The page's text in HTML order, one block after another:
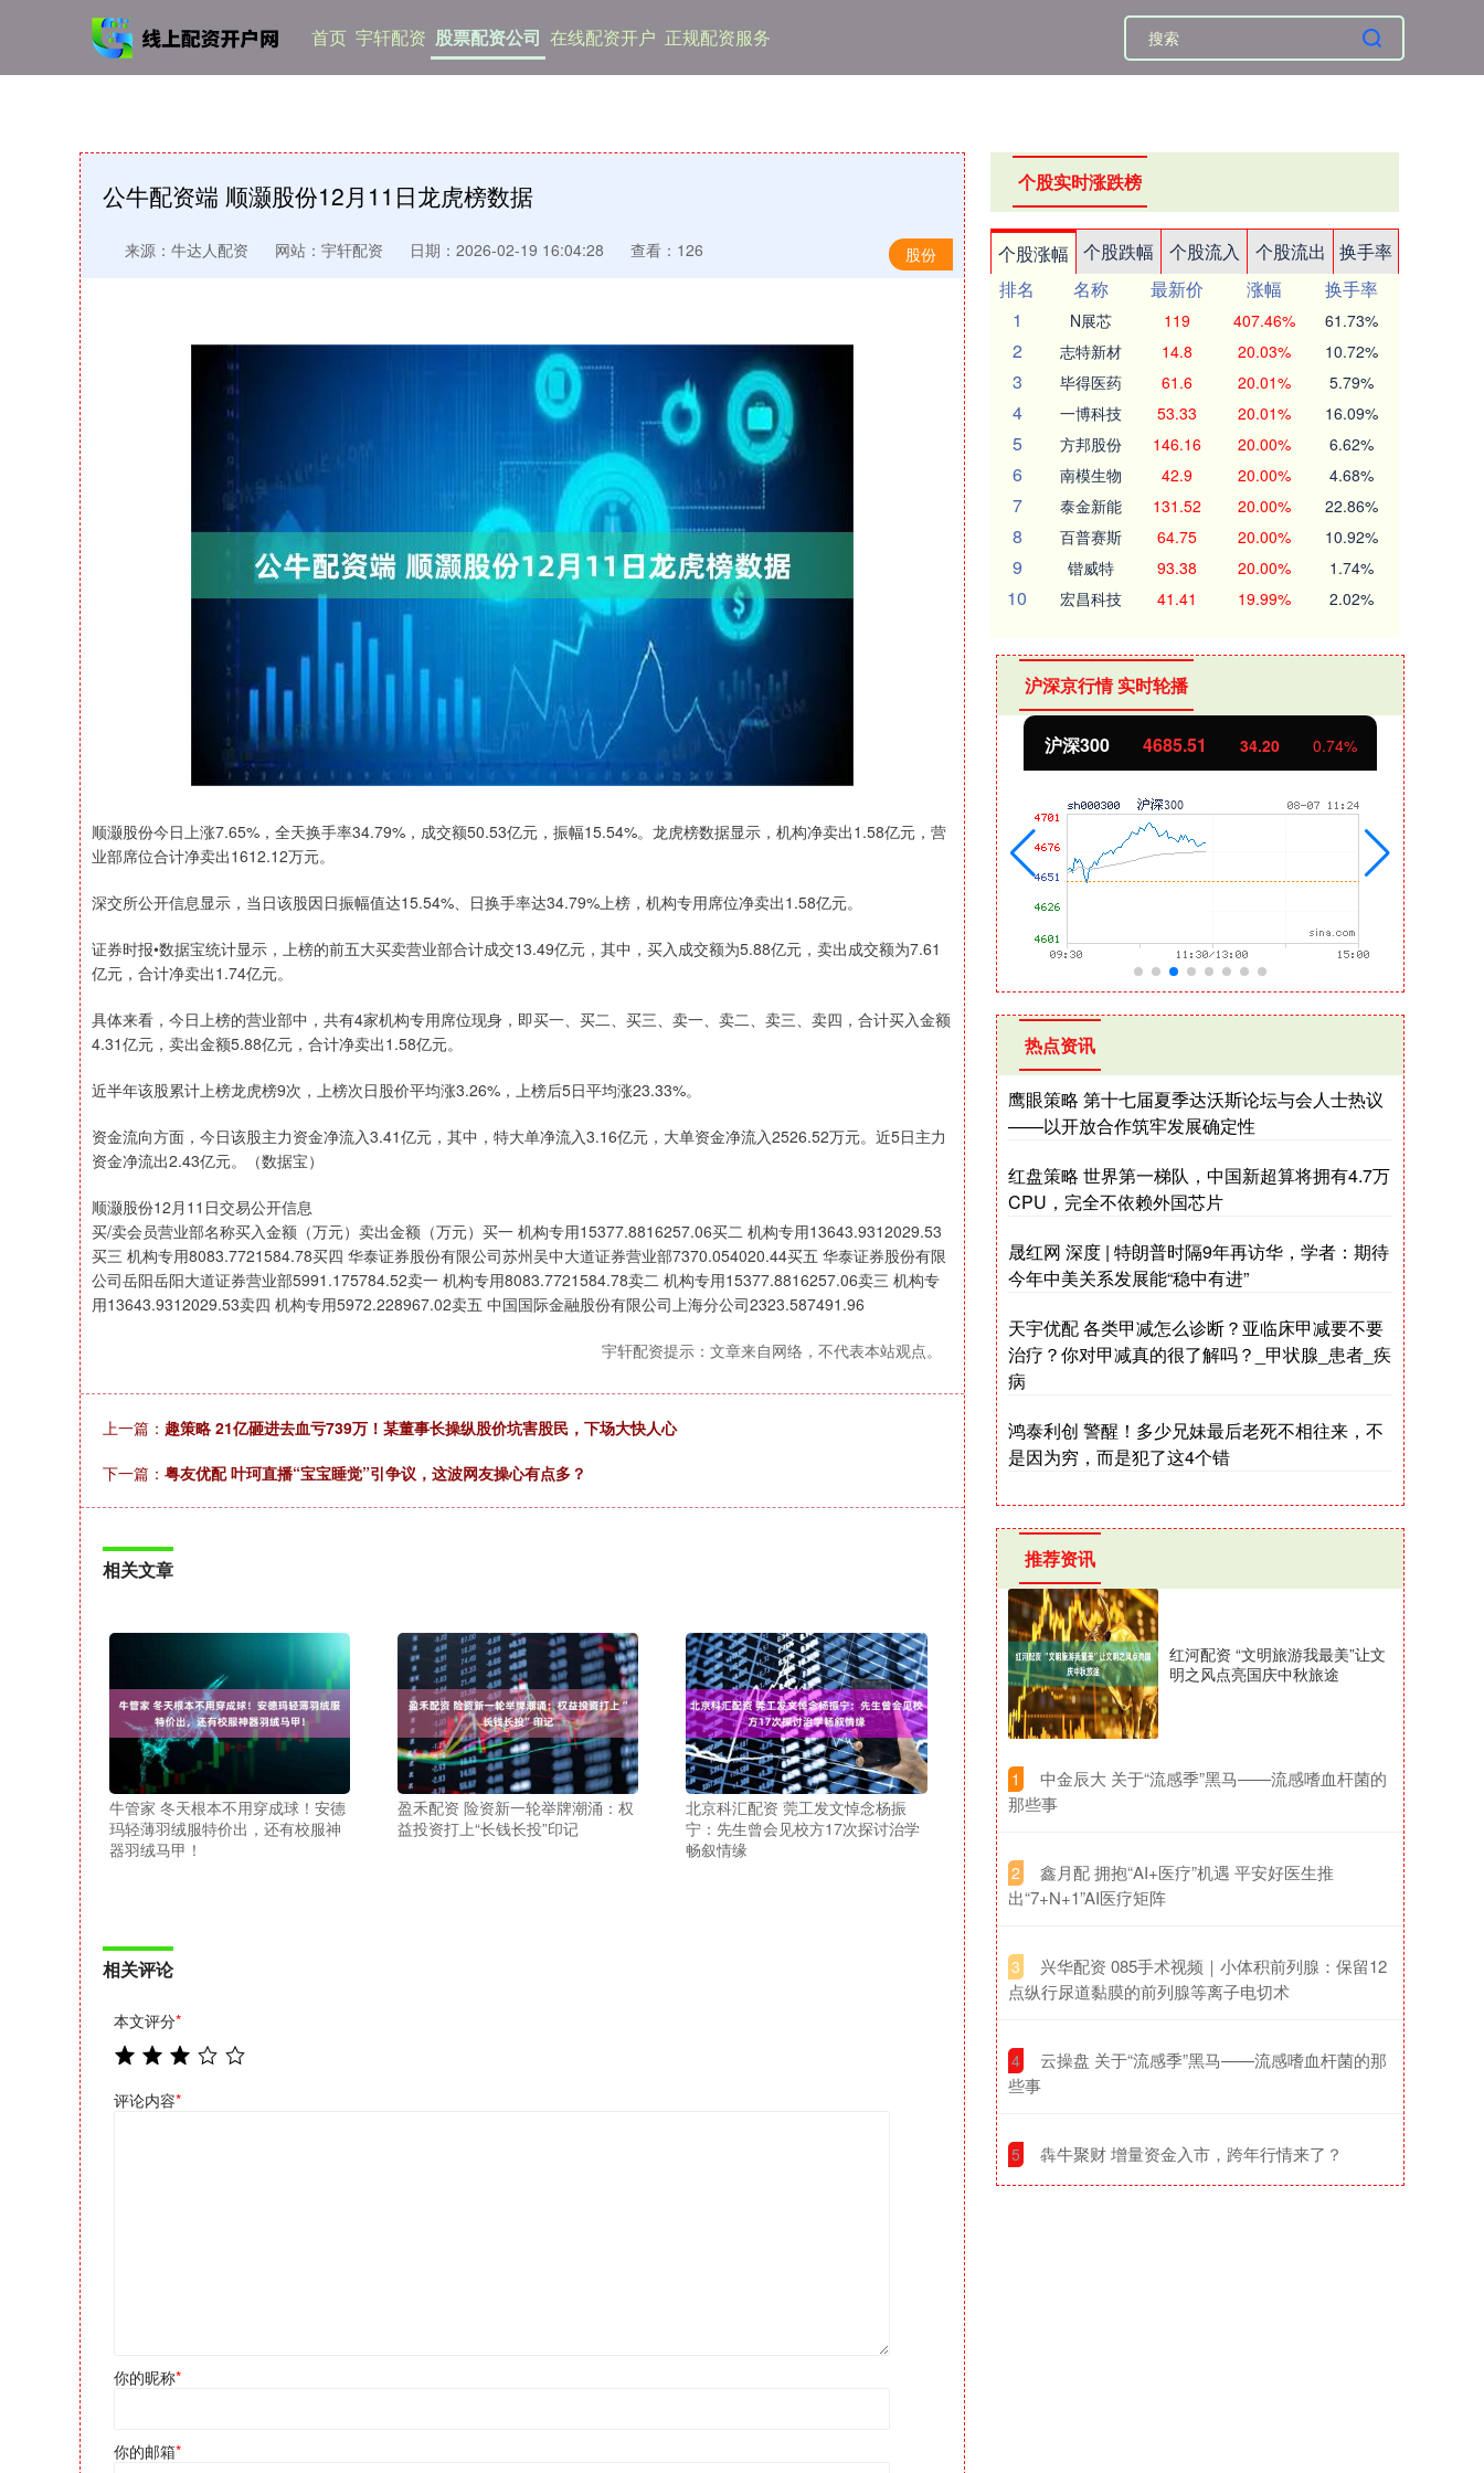
首页 宇轩配资 股票配资公司 在线配资开户 正规配资服务
公牛配资端 顺灏股份12月11日龙虎榜数据
股份
来源：牛达人配资 网站：宇轩配资 日期：2026-02-19 16:04:28 查看：126
顺灏股份今日上涨7.65%，全天换手率34.79%，成交额50.53亿元，振幅15.54%。龙虎榜数据显示，机构净卖出1.58亿元，营
业部席位合计净卖出1612.12万元。
深交所公开信息显示，当日该股因日振幅值达15.54%、日换手率达34.79%上榜，机构专用席位净卖出1.58亿元。
证券时报•数据宝统计显示，上榜的前五大买卖营业部合计成交13.49亿元，其中，买入成交额为5.88亿元，卖出成交额为7.61
亿元，合计净卖出1.74亿元。
具体来看，今日上榜的营业部中，共有4家机构专用席位现身，即买一、买二、买三、卖一、卖二、卖三、卖四，合计买入金额
4.31亿元，卖出金额5.88亿元，合计净卖出1.58亿元。
近半年该股累计上榜龙虎榜9次，上榜次日股价平均涨3.26%，上榜后5日平均涨23.33%。
资金流向方面，今日该股主力资金净流入3.41亿元，其中，特大单净流入3.16亿元，大单资金净流入2526.52万元。近5日主力
资金净流出2.43亿元。（数据宝）
顺灏股份12月11日交易公开信息
买/卖会员营业部名称买入金额（万元）卖出金额（万元）买一 机构专用15377.8816257.06买二 机构专用13643.9312029.53
买三 机构专用8083.7721584.78买四 华泰证券股份有限公司苏州吴中大道证券营业部7370.054020.44买五 华泰证券股份有限
公司岳阳岳阳大道证券营业部5991.175784.52卖一 机构专用8083.7721584.78卖二 机构专用15377.8816257.06卖三 机构专
用13643.9312029.53卖四 机构专用5972.228967.02卖五 中国国际金融股份有限公司上海分公司2323.587491.96
宇轩配资提示：文章来自网络，不代表本站观点。
上一篇： 趣策略 21亿砸进去血亏739万！某董事长操纵股价坑害股民，下场大快人心
下一篇： 粤友优配 叶珂直播“宝宝睡觉”引争议，这波网友操心有点多？
相关文章
牛管家 冬天根本不用穿成球！安德
玛轻薄羽绒服特价出，还有校服神
器羽绒马甲！
盈禾配资 险资新一轮举牌潮涌：权
益投资打上“长钱长投”印记
北京科汇配资 莞工发文悼念杨振
宁：先生曾会见校方17次探讨治学
畅叙情缘
相关评论
本文评分*
评论内容*
你的昵称*
你的邮箱*
个股实时涨跌榜
个股涨幅 个股跌幅 个股流入 个股流出
换手率
排名
名称 最新价 涨幅
换手率
1
N展芯 119 407.46% 61.73%
2 志特新材 14.8 20.03% 10.72%
3 毕得医药 61.6 20.01% 5.79%
4 一博科技 53.33 20.01% 16.09%
5 方邦股份 146.16 20.00% 6.62%
6 南模生物 42.9 20.00% 4.68%
7 泰金新能 131.52 20.00% 22.86%
8 百普赛斯 64.75 20.00% 10.92%
9 锴威特 93.38 20.00% 1.74%
10 宏昌科技 41.41 19.99% 2.02%
沪深京行情 实时轮播
深证成指 14268.04 157.92 4685.51 北证50 1127.44 4.57 0.41%
热点资讯
鹰眼策略 第十七届夏季达沃斯论坛与会人士热议
——以开放合作筑牢发展确定性
红盘策略 世界第一梯队，中国新超算将拥有4.7万
CPU，完全不依赖外国芯片
晟红网 深度 | 特朗普时隔9年再访华，学者：期待
今年中美关系发展能“稳中有进”
天宇优配 各类甲减怎么诊断？亚临床甲减要不要
治疗？你对甲减真的很了解吗？_甲状腺_患者_疾
病
鸿泰利创 警醒！多少兄妹最后老死不相往来，不
是因为穷，而是犯了这4个错
推荐资讯
红河配资 “文明旅游我最美”让文
明之风点亮国庆中秋旅途
1
​中金辰大 关于“流感季”黑马——流感嗜血杆菌的
那些事
2
​鑫月配 拥抱“AI+医疗”机遇 平安好医生推
出“7+N+1”AI医疗矩阵
3
​兴华配资 085手术视频｜小体积前列腺：保留12
点纵行尿道黏膜的前列腺等离子电切术
4
​云操盘 关于“流感季”黑马——流感嗜血杆菌的那
些事
5 ​犇牛聚财 增量资金入市，跨年行情来了？